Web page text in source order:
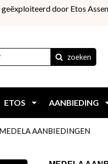
door Etos
zoeken
ETOS AANBIEDING
MEDELA AANBIEDINGEN